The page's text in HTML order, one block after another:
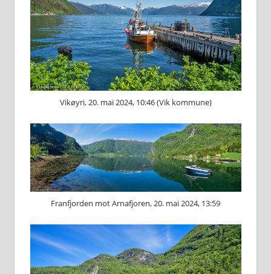
Vikøyri, 20. mai 2024, 10:46 (Vik kommune)
Franfjorden mot Arnafjoren, 20. mai 2024, 13:59